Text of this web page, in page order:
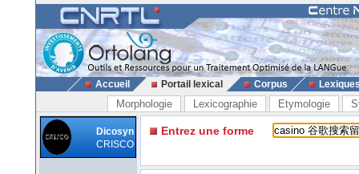
Accueil Portail lexical Corpus
Morphologie Lexicographie Etymologie
Dicosyn
CRISCO
Entrez une forme